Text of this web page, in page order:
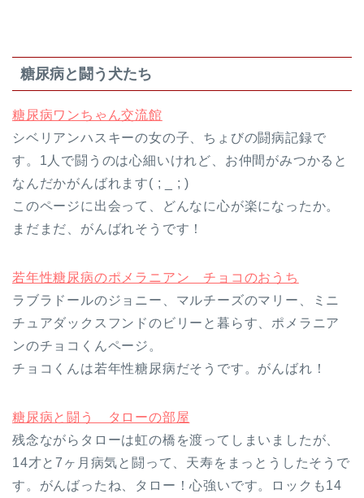
糖尿病と闘う犬たち
糖尿病ワンちゃん交流館
シベリアンハスキーの女の子、ちょびの闘病記録で
す。1人で闘うのは心細いけれど、お仲間がみつかると
なんだかがんばれます( ; _ ; )
このページに出会って、どんなに心が楽になったか。
まだまだ、がんばれそうです！
若年性糖尿病のポメラニアン チョコのおうち
ラブラドールのジョニー、マルチーズのマリー、ミニ
チュアダックスフンドのビリーと暮らす、ポメラニア
ンのチョコくんページ。
チョコくんは若年性糖尿病だそうです。がんばれ！
糖尿病と闘う タローの部屋
残念ながらタローは虹の橋を渡ってしまいましたが、
14才と7ヶ月病気と闘って、天寿をまっとうしたそうで
す。がんばったね、タロー！心強いです。ロックも14